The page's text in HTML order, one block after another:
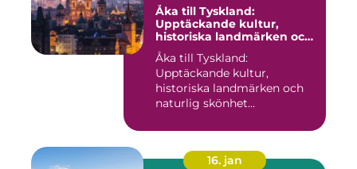
Åka till Tyskland:
Upptäckande kultur,
historiska landmärken och
naturlig skönhet
Åka till Tyskland:
Upptäckande kultur,
historiska landmärken och
naturlig skönhet
16. jan